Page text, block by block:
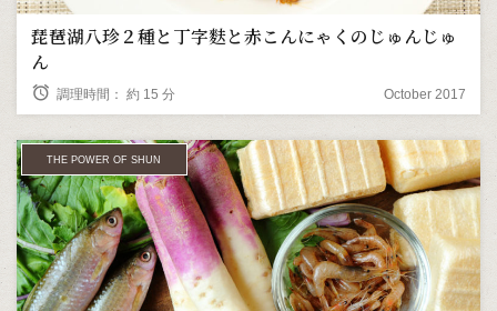
琵琶湖八珍２種と丁字麩と赤こんにゃくのじゅんじゅ
ん
alarm 調理時間： 約 15 分 October 2017
THE POWER OF SHUN